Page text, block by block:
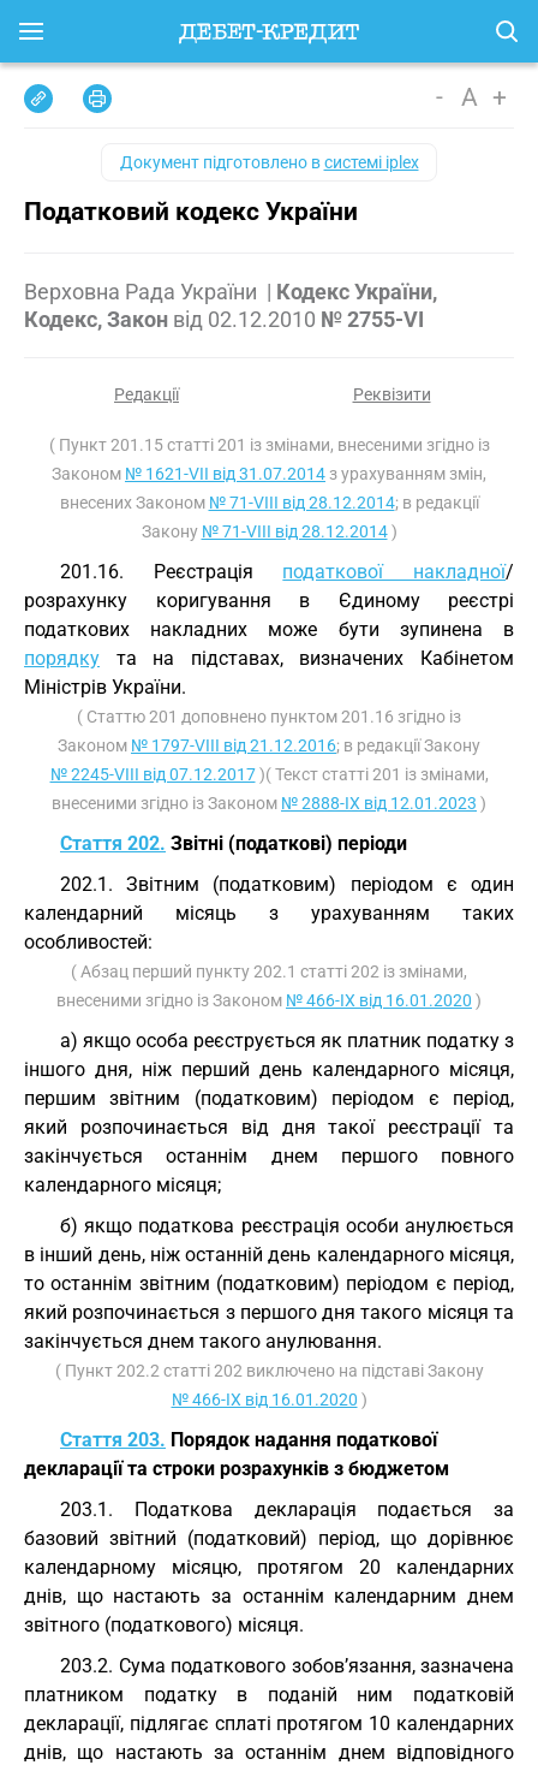
- A +
Документ підготовлено всистемі iplex
Податковий кодекс України
Верховна Рада України | Кодекс України,
Кодекс, Закон від 02.12.2010 № 2755-VI
Редакції Реквізити
( Пункт 201.15 статті 201 із змінами, внесеними згідно із
Законом № 1621-VII від 31.07.2014з урахуванням змін,
внесених Законом № 71-VIII від 28.12.2014; в редакції
Закону № 71-VIII від 28.12.2014)
201.16. Реєстрація податкової накладної/
розрахунку коригування в Єдиному реєстрі
податкових накладних може бути зупинена в
порядку та на підставах, визначених Кабінетом
Міністрів України.
( Статтю 201 доповнено пунктом 201.16 згідно із
Законом № 1797-VIII від 21.12.2016; в редакції Закону
№ 2245-VIII від 07.12.2017)( Текст статті 201 із змінами,
внесеними згідно із Законом № 2888-IX від 12.01.2023 )
Стаття 202. Звітні (податкові) періоди
202.1. Звітним (податковим) періодом є один
календарний місяць з урахуванням таких
особливостей:
( Абзац перший пункту 202.1 статті 202 із змінами,
внесеними згідно із Законом № 466-IX від 16.01.2020 )
а) якщо особа реєструється як платник податку з
іншого дня, ніж перший день календарного місяця,
першим звітним (податковим) періодом є період,
який розпочинається від дня такої реєстрації та
закінчується останнім днем першого повного
календарного місяця;
б) якщо податкова реєстрація особи анулюється
в інший день, ніж останній день календарного місяця,
то останнім звітним (податковим) періодом є період,
який розпочинається з першого дня такого місяця та
закінчується днем такого анулювання.
( Пункт 202.2 статті 202 виключено на підставі Закону
№ 466-IX від 16.01.2020 )
Стаття 203. Порядок надання податкової
декларації та строки розрахунків з бюджетом
203.1. Податкова декларація подається за
базовий звітний (податковий) період, що дорівнює
календарному місяцю, протягом 20 календарних
днів, що настають за останнім календарним днем
звітного (податкового) місяця.
203.2. Сума податкового зобов’язання, зазначена
платником податку в поданій ним податковій
декларації, підлягає сплаті протягом 10 календарних
днів, що настають за останнім днем відповідного